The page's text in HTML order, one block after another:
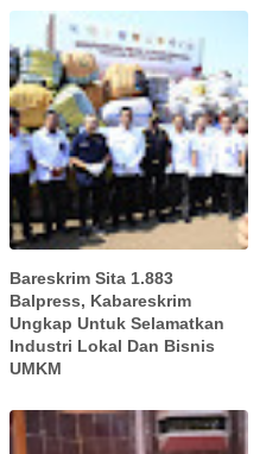
Bareskrim Sita 1.883
Balpress, Kabareskrim
Ungkap Untuk Selamatkan
Industri Lokal Dan Bisnis
UMKM